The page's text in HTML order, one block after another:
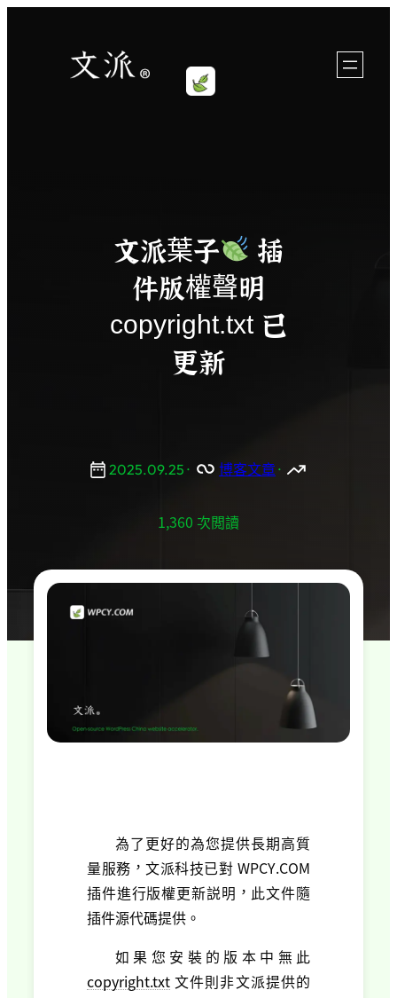
文派葉子
插
件版權聲明
copyright.txt 已
更新
2025.09.25 · 博客文章·
1,360 次閲讀
為了更好的為您提供長期高質
量服務，文派科技已對 WPCY.COM
插件進行版權更新説明，此文件隨
插件源代碼提供。
如果您安裝的版本中無此
copyright.txt 文件則非文派提供的